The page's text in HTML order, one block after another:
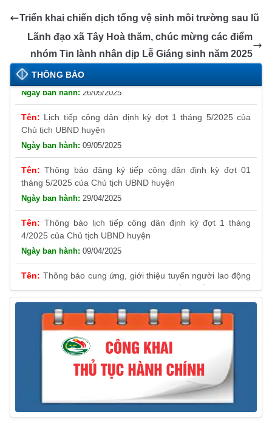
b
o
o
k
n
g
er
A
p
p
dI
n
a
m
e
Tr
a
n
sl
at
y
Li
n
k
Triển khai chiến dịch tổng vệ sinh môi trường sau lũ
Lãnh đạo xã Tây Hoà thăm, chúc mừng các điểm
nhóm Tin lành nhân dịp Lễ Giáng sinh năm 2025
THÔNG BÁO
Thông báo đăng ký tiếp công dân định kỳ đợt 01
tháng 6/2025 của Chủ tịch UBND huyện
26/05/2025
Lịch tiếp công dân định kỳ đợt 1 tháng 5/2025 của
Chủ tịch UBND huyện
09/05/2025
Thông báo đăng ký tiếp công dân định kỳ đợt 01
tháng 5/2025 của Chủ tịch UBND huyện
29/04/2025
Thông báo lịch tiếp công dân định kỳ đợt 1 tháng
4/2025 của Chủ tịch UBND huyện
09/04/2025
Thông báo cung ứng, giới thiệu tuyển người lao động
Việt Nam vào các vị trí công việc dự kiến tuyển người lao
động nước ngoài
31/03/2025
Thông báo treo cờ Tổ quốc nhân kỷ niệm 50 năm
Ngày giải phóng tỉnh Phú Yên (01/4/1975 – 01/4/2025)
28/03/2025
Thông báo giới thiệu, cung ứng lao động Việt Nam
cho Liên danh Hengtong International Engineering Co.,Ltd